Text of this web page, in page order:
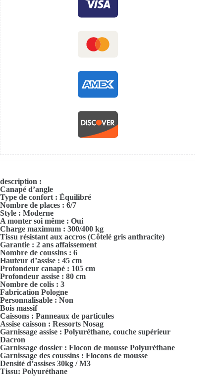
description :
Canapé d’angle
Type de confort : Équilibré
Nombre de places : 6/7
Style : Moderne
A monter soi même : Oui
Charge maximum : 300/400 kg
Tissu résistant aux accros (Côtelé gris anthracite)
Garantie : 2 ans affaissement
Nombre de coussins : 6
Hauteur d’assise : 45 cm
Profondeur canapé : 105 cm
Profondeur assise : 80 cm
Nombre de colis : 3
Fabrication Pologne
Personnalisable : Non
Bois massif
Caissons : Panneaux de particules
Assise caisson : Ressorts Nosag
Garnissage assise : Polyuréthane, couche supérieur
Dacron
Garnissage dossier : Flocon de mousse Polyuréthane
Garnissage des coussins : Flocons de mousse
Densité d’assises 30kg / M3
Tissu: Polyuréthane